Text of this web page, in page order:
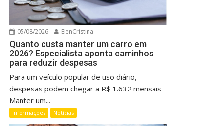
05/08/2026 ElenCristina
Quanto custa manter um carro em
2026? Especialista aponta caminhos
para reduzir despesas
Para um veículo popular de uso diário,
despesas podem chegar a R$ 1.632 mensais
Manter um...
Informações Notícias